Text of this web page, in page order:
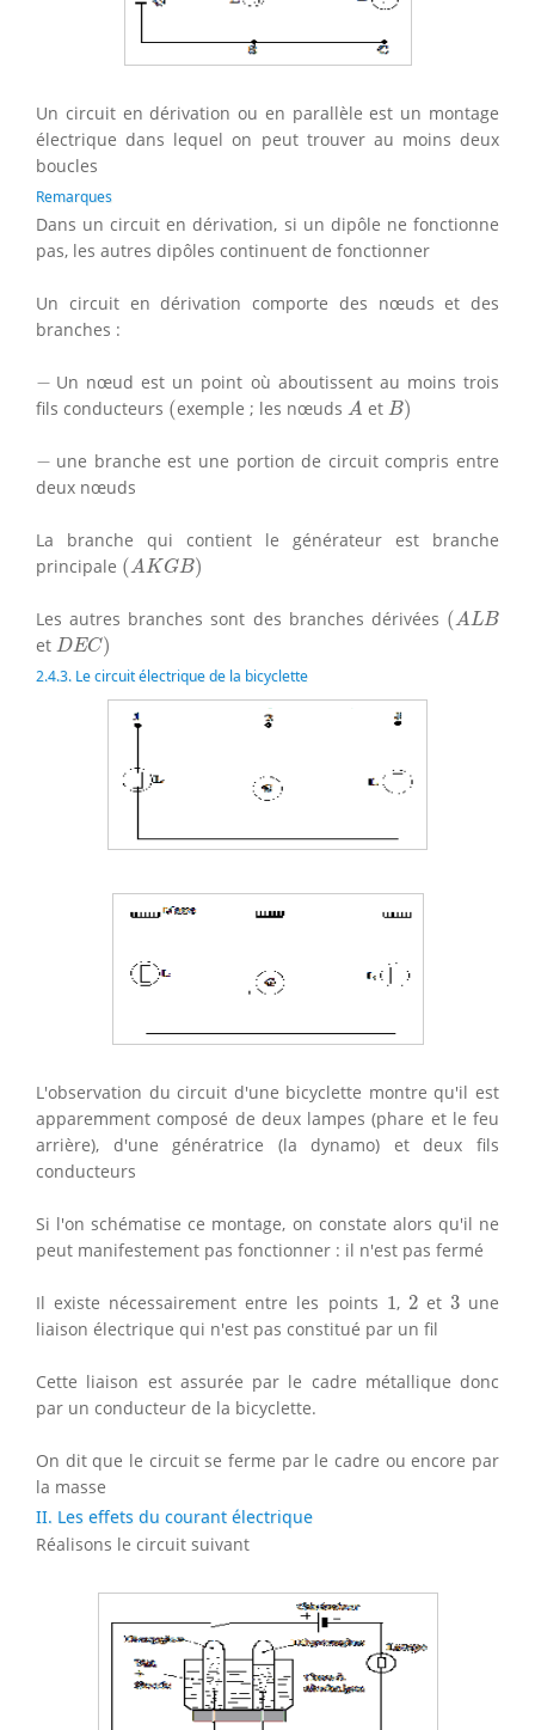
Un circuit en dérivation ou en parallèle est un montage
électrique dans lequel on peut trouver au moins deux
boucles
Remarques
Dans un circuit en dérivation, si un dipôle ne fonctionne
pas, les autres dipôles continuent de fonctionner
Un circuit en dérivation comporte des nœuds et des
branches :
− Un nœud est un point où aboutissent au moins trois
fils conducteurs (
(exemple ; les nœuds A
A et B)
B)
− une branche est une portion de circuit compris entre
deux nœuds
La branche qui contient le générateur est branche
principale (AKGB)
(AKGB)
Les autres branches sont des branches dérivées (ALB
(ALB
et DEC)
DEC)
2.4.3. Le circuit électrique de la bicyclette
L'observation du circuit d'une bicyclette montre qu'il est
apparemment composé de deux lampes (phare et le feu
arrière), d'une génératrice (la dynamo) et deux fils
conducteurs
Si l'on schématise ce montage, on constate alors qu'il ne
peut manifestement pas fonctionner : il n'est pas fermé
Il existe nécessairement entre les points 1
1 , 2
2et 3
3une
liaison électrique qui n'est pas constitué par un fil
Cette liaison est assurée par le cadre métallique donc
par un conducteur de la bicyclette.
On dit que le circuit se ferme par le cadre ou encore par
la masse
II. Les effets du courant électrique
Réalisons le circuit suivant